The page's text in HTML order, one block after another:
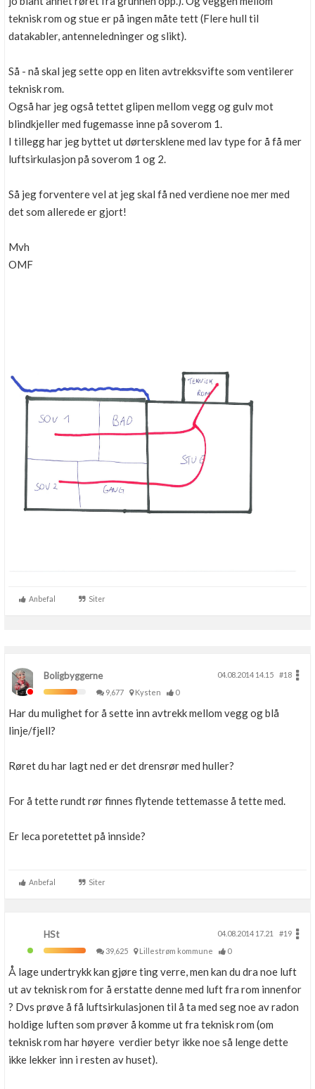
teknisk rom og stue er på ingen måte tett (Flere hull til
datakabler, antenneledninger og slikt).
Så - nå skal jeg sette opp en liten avtrekksvifte som ventilerer
teknisk rom.
Også har jeg også tettet glipen mellom vegg og gulv mot
blindkjeller med fugemasse inne på soverom 1.
I tillegg har jeg byttet ut dørtersklene med lav type for å få mer
luftsirkulasjon på soverom 1 og 2.
Så jeg forventere vel at jeg skal få ned verdiene noe mer med
det som allerede er gjort!
Mvh
OMF
Anbefal Siter
Boligbyggerne 04.08.2014 14.15
#18
9,677
Kysten 0
Har du mulighet for å sette inn avtrekk mellom vegg og blå
linje/fjell?
Røret du har lagt ned er det drensrør med huller?
For å tette rundt rør finnes flytende tettemasse å tette med.
Er leca poretettet på innside?
Anbefal Siter
HSt 04.08.2014 17.21
#19
39,625
Lillestrøm kommune 0
Å lage undertrykk kan gjøre ting verre, men kan du dra noe luft
ut av teknisk rom for å erstatte denne med luft fra rom innenfor
? Dvs prøve å få luftsirkulasjonen til å ta med seg noe av radon
holdige luften som prøver å komme ut fra teknisk rom (om
teknisk rom har høyere verdier betyr ikke noe så lenge dette
ikke lekker inn i resten av huset).